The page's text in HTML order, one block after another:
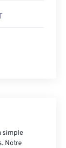
simple
Notre